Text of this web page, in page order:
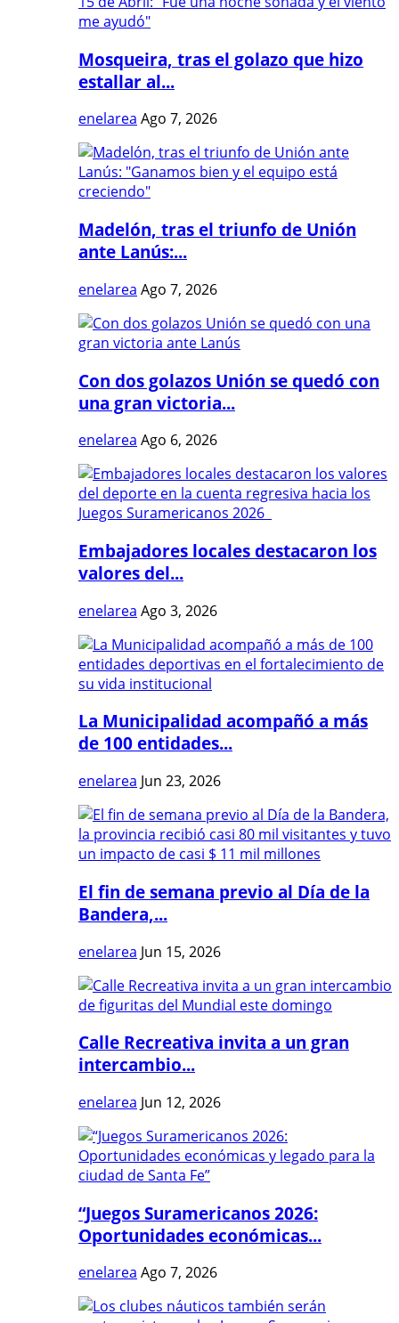
Mosqueira, tras el golazo que hizo
estallar al...
enelarea Ago 7, 2026
Madelón, tras el triunfo de Unión
ante Lanús:...
enelarea Ago 7, 2026
Con dos golazos Unión se quedó con
una gran victoria...
enelarea Ago 6, 2026
Embajadores locales destacaron los
valores del...
enelarea Ago 3, 2026
La Municipalidad acompañó a más
de 100 entidades...
enelarea Jun 23, 2026
El fin de semana previo al Día de la
Bandera,...
enelarea Jun 15, 2026
Calle Recreativa invita a un gran
intercambio...
enelarea Jun 12, 2026
“Juegos Suramericanos 2026:
Oportunidades económicas...
enelarea Ago 7, 2026